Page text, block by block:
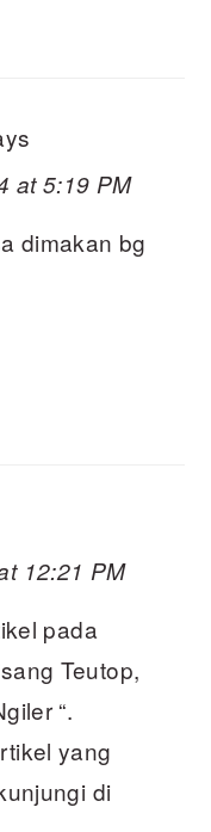
at 5:19 PM
dimakan bg
12:21 PM
pada
Teutop,
“.
yang
di